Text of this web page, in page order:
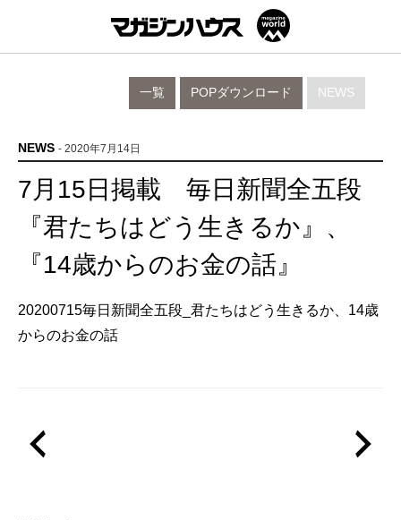
NEWS
POPダウンロード
一覧
NEWS - 2020年7月14日
7月15日掲載 毎日新聞全五段
『君たちはどう生きるか』、
『14歳からのお金の話』
20200715毎日新聞全五段_君たちはどう生きるか、14歳
からのお金の話